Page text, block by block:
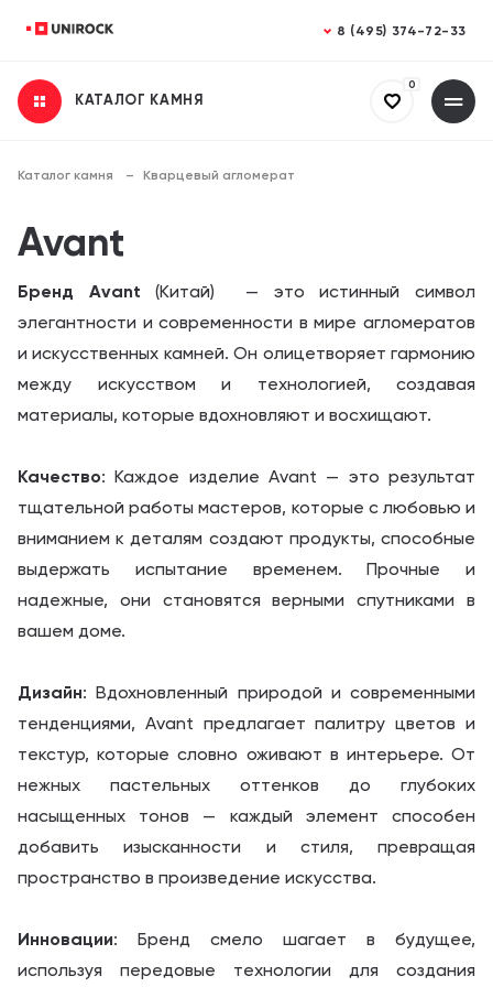
8 (495) 374-72-33
КАТАЛОГ КАМНЯ
0
Каталог камня Кварцевый агломерат
Avant
Бренд Avant(Китай) — это истинный символ
элегантности и современности в мире агломератов
и искусственных камней. Он олицетворяет гармонию
между искусством и технологией, создавая
материалы, которые вдохновляют и восхищают.
Качество: Каждое изделие Avant
— это результат
тщательной работы мастеров, которые с любовью и
вниманием к деталям создают продукты, способные
выдержать испытание временем. Прочные и
надежные, они становятся верными спутниками в
вашем доме.
Дизайн: Вдохновленный природой и современными
тенденциями, Avant предлагает палитру цветов и
текстур, которые словно оживают в интерьере. От
нежных пастельных оттенков до глубоких
насыщенных тонов — каждый элемент способен
добавить изысканности и стиля, превращая
пространство в произведение искусства.
Инновации: Бренд смело шагает в будущее,
используя передовые технологии для создания
Закрыть
Получить консультацию
Email (необязательно)
Отправляя форму, вы даете согласие на обработку своих
Отправить
Закрыть
Заказать расчет
Email (необязательно)
Отправляя форму, вы даете согласие на обработку своих
Отправить